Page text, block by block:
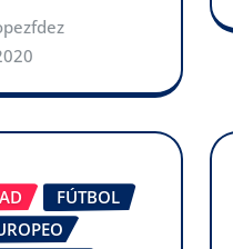
FÚTBOL